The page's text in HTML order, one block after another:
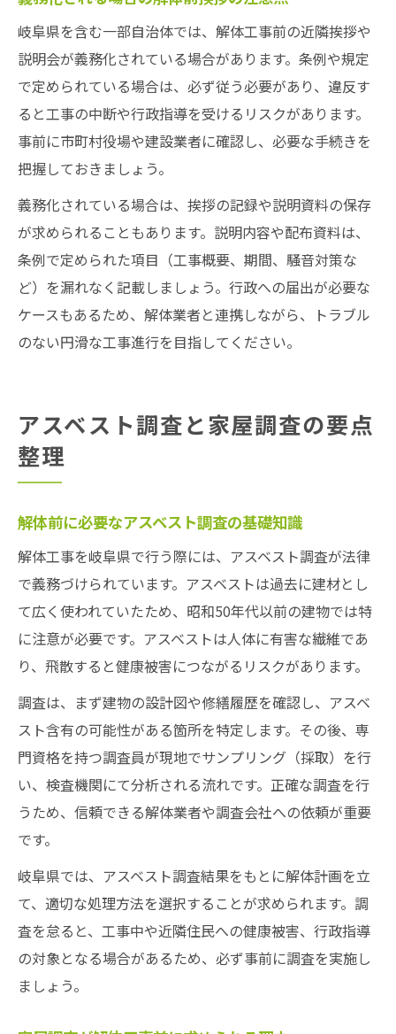
岐阜県を含む一部自治体では、解体工事前の近隣挨拶や
説明会が義務化されている場合があります。条例や規定
で定められている場合は、必ず従う必要があり、違反す
ると工事の中断や行政指導を受けるリスクがあります。
事前に市町村役場や建設業者に確認し、必要な手続きを
把握しておきましょう。
義務化されている場合は、挨拶の記録や説明資料の保存
が求められることもあります。説明内容や配布資料は、
条例で定められた項目（工事概要、期間、騒音対策な
ど）を漏れなく記載しましょう。行政への届出が必要な
ケースもあるため、解体業者と連携しながら、トラブル
のない円滑な工事進行を目指してください。
アスベスト調査と家屋調査の要点
整理
解体前に必要なアスベスト調査の基礎知識
解体工事を岐阜県で行う際には、アスベスト調査が法律
で義務づけられています。アスベストは過去に建材とし
て広く使われていたため、昭和50年代以前の建物では特
に注意が必要です。アスベストは人体に有害な繊維であ
り、飛散すると健康被害につながるリスクがあります。
調査は、まず建物の設計図や修繕履歴を確認し、アスベ
スト含有の可能性がある箇所を特定します。その後、専
門資格を持つ調査員が現地でサンプリング（採取）を行
い、検査機関にて分析される流れです。正確な調査を行
うため、信頼できる解体業者や調査会社への依頼が重要
です。
岐阜県では、アスベスト調査結果をもとに解体計画を立
て、適切な処理方法を選択することが求められます。調
査を怠ると、工事中や近隣住民への健康被害、行政指導
の対象となる場合があるため、必ず事前に調査を実施し
ましょう。